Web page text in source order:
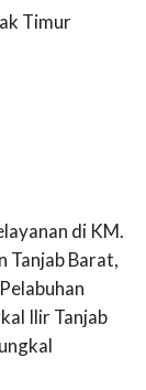
Timur
di KM.
Tanjab Barat,
Ilir Tanjab